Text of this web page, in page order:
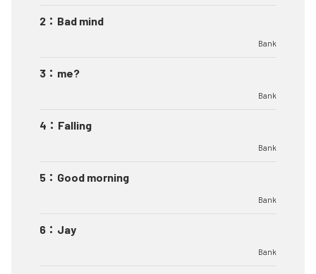
2 ： Bad mind
Bank
3 ： me?
Bank
4 ： Falling
Bank
5 ： Good morning
Bank
6 ： Jay
Bank